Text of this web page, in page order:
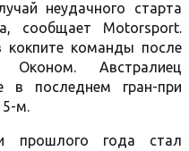
неудачного старта
сообщает Motorsport.
команды после
Австралиец
в последнем гран-при
м.
прошлого года стал